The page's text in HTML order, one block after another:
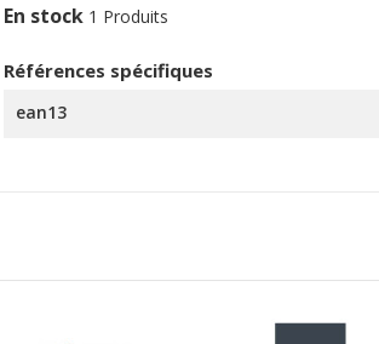
En stock 1 Produits
Références spécifiques
ean13